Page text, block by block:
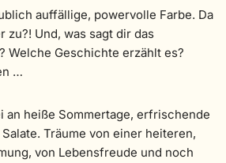
auffällige, powervolle Farbe. Da
zu?! Und, was sagt dir das
Welche Geschichte erzählt es?
…
an heiße Sommertage, erfrischende
Träume von einer heiteren,
von Lebensfreude und noch